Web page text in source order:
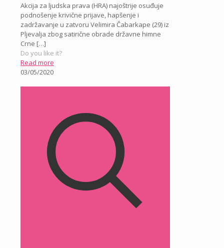
Akcija za ljudska prava (HRA) najoštrije osuđuje
podnošenje krivične prijave, hapšenje i
zadržavanje u zatvoru Velimira Čabarkape (29) iz
Pljevalja zbog satirične obrade državne himne
Crne […]
Do you like it?
Read more
03/05/2020